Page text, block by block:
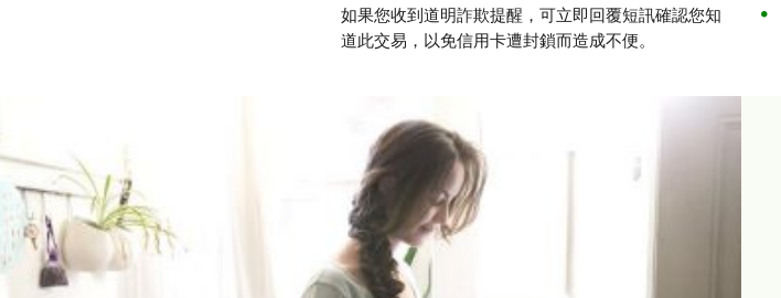
如果您收到道明詐欺提醒，可立即回覆短訊確認您知
道此交易，以免信用卡遭封鎖而造成不便。